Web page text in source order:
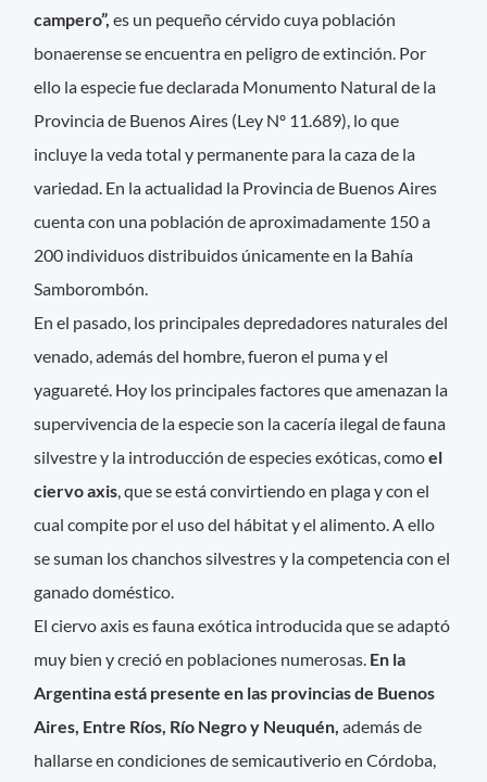
campero”, es un pequeño cérvido cuya población
bonaerense se encuentra en peligro de extinción. Por
ello la especie fue declarada Monumento Natural de la
Provincia de Buenos Aires (Ley Nº 11.689), lo que
incluye la veda total y permanente para la caza de la
variedad. En la actualidad la Provincia de Buenos Aires
cuenta con una población de aproximadamente 150 a
200 individuos distribuidos únicamente en la Bahía
Samborombón.
En el pasado, los principales depredadores naturales del
venado, además del hombre, fueron el puma y el
yaguareté. Hoy los principales factores que amenazan la
supervivencia de la especie son la cacería ilegal de fauna
silvestre y la introducción de especies exóticas, comoel
ciervo axis, que se está convirtiendo en plaga y con el
cual compite por el uso del hábitat y el alimento. A ello
se suman los chanchos silvestres y la competencia con el
ganado doméstico.
El ciervo axis es fauna exótica introducida que se adaptó
muy bien y creció en poblaciones numerosas. En la
Argentina está presente en las provincias de Buenos
Aires, Entre Ríos, Río Negro y Neuquén,además de
hallarse en condiciones de semicautiverio en Córdoba,